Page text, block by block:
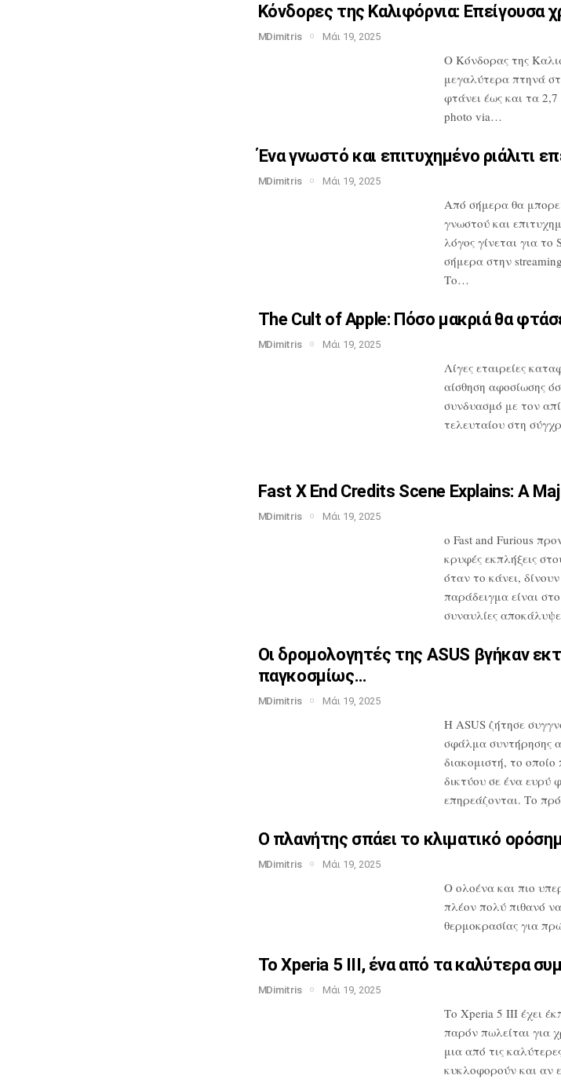
Κόνδορες της Καλιφόρνια: Επείγουσα
MDimitris Μάι 19, 2025
Ο Κόνδορας της
μεγαλύτερα πτηνά
φτάνει έως και τα 2,7
photo via…
Ένα γνωστό και επιτυχημένο ριάλιτι
MDimitris Μάι 19, 2025
Από σήμερα θα
γνωστού και
λόγοςγίνεται για το
σήμερα στην streaming
Το…
The Cult of Apple: Πόσο μακριά θα
MDimitris Μάι 19, 2025
Λίγες εταιρείες
αίσθηση αφοσίωσης
συνδυασμό με τον
τελευταίου στη
Fast X End Credits Scene Explains: A
MDimitris Μάι 19, 2025
ο Fast and Furious
κρυφές εκπλήξεις
όταν το κάνει,
παράδειγμα είναι
συναυλίες
Οι δρομολογητές της ASUS βγήκαν
παγκοσμίως…
MDimitris Μάι 19, 2025
Η ASUS ζήτησε
σφάλμα συντήρησης
διακομιστή, το οποίο
δικτύου σεένα ευρύ
επηρεάζονται. Το
Ο πλανήτης σπάει το κλιματικό
MDimitris Μάι 19, 2025
O ολοένα και πιο
πλέον πολύ πιθανό
θερμοκρασίας για
Το Xperia 5 III, ένα από τα καλύτερα
MDimitris Μάι 19, 2025
Το Xperia 5 III έχει
παρόν πωλείται για
μιααπό τις
κυκλοφορούν και αν